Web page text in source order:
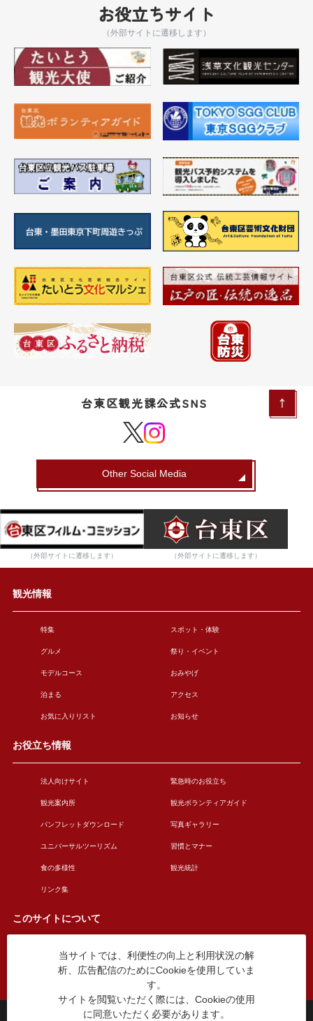
お役立ちサイト
（外部サイトに遷移します）
台東区観光課公式SNS
Other Social Media
（外部サイトに遷移します） （外部サイトに遷移します）
観光情報
特集 スポット・体験
グルメ 祭り・イベント
モデルコース おみやげ
泊まる アクセス
お気に入りリスト お知らせ
お役立ち情報
法人向けサイト 緊急時のお役立ち
観光案内所 観光ボランティアガイド
パンフレットダウンロード 写真ギャラリー
ユニバーサルツーリズム 習慣とマナー
食の多様性 観光統計
リンク集
このサイトについて
このサイトについて 広告掲載について
お問い合わせ
台東区役所観光課
当サイトでは、利便性の向上と利用状況の解
析、広告配信のためにCookieを使用していま
す。
サイトを閲覧いただく際には、Cookieの使用
に同意いただく必要があります。